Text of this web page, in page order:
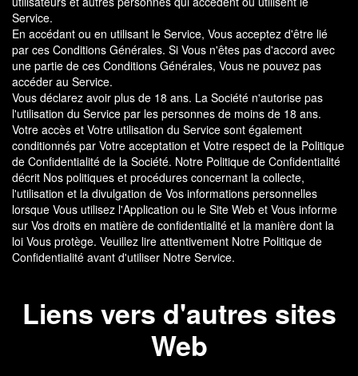
Service.
En accédant ou en utilisant le Service, Vous acceptez d'être lié
par ces Conditions Générales. Si Vous n'êtes pas d'accord avec
une partie de ces Conditions Générales, Vous ne pouvez pas
accéder au Service.
Vous déclarez avoir plus de 18 ans. La Société n'autorise pas
l'utilisation du Service par les personnes de moins de 18 ans.
Votre accès et Votre utilisation du Service sont également
conditionnés par Votre acceptation et Votre respect de la Politique
de Confidentialité de la Société. Notre Politique de Confidentialité
décrit Nos politiques et procédures concernant la collecte,
l'utilisation et la divulgation de Vos informations personnelles
lorsque Vous utilisez l'Application ou le Site Web et Vous informe
sur Vos droits en matière de confidentialité et la manière dont la
loi Vous protège. Veuillez lire attentivement Notre Politique de
Confidentialité avant d'utiliser Notre Service.
Liens vers d'autres sites
Web